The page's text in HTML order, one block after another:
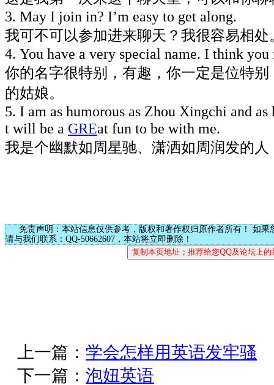
3. May I join in? I’m easy to get along.
我可不可以参加进来聊天？我很容易相处
4. You have a very special name. I think
你的名字很特别，有趣，你一定是位特
的姑娘。
5. I am as humorous as Zhou Xingchi and
t will be a GREat fun to be with me.
我是个幽默如周星驰、潇洒如周润发的
免责声明：本站信息仅供参考，版权和著作权归原作者所有！ 如果
请与我们联系：QQ-50662607，本站将立即删除！
上一篇： 学会怎样用英语发牢骚
下一篇： 泡妞英语